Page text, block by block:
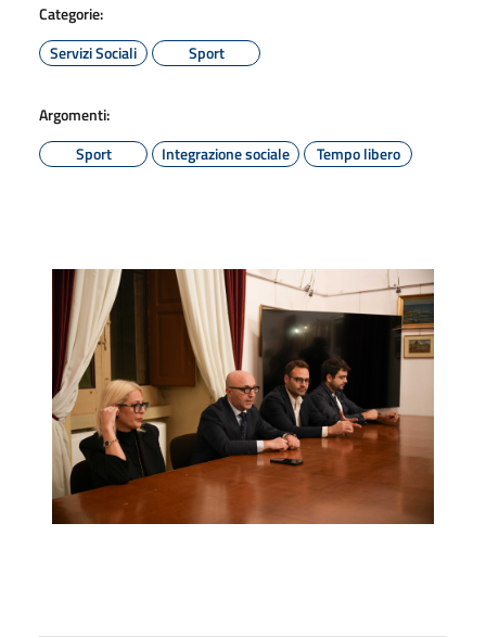
Categorie:
Servizi Sociali
Sport
Argomenti:
Sport
Integrazione sociale Tempo libero